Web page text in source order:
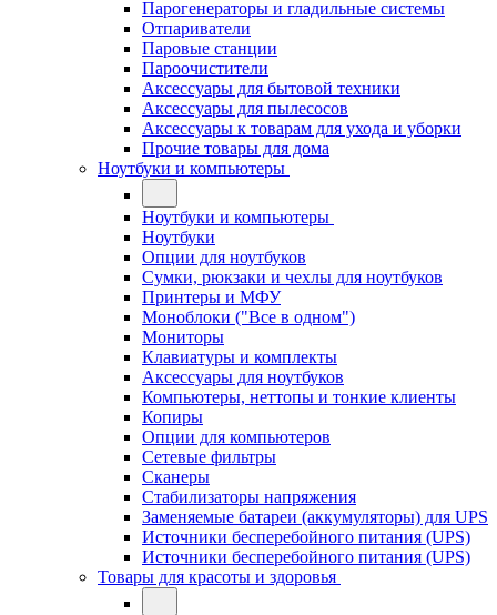
Парогенераторы и гладильные системы
Отпариватели
Паровые станции
Пароочистители
Аксессуары для бытовой техники
Аксессуары для пылесосов
Аксессуары к товарам для ухода и уборки
Прочие товары для дома
Ноутбуки и компьютеры
Ноутбуки и компьютеры
Ноутбуки
Опции для ноутбуков
Сумки, рюкзаки и чехлы для ноутбуков
Принтеры и МФУ
Моноблоки ("Все в одном")
Мониторы
Клавиатуры и комплекты
Аксессуары для ноутбуков
Компьютеры, неттопы и тонкие клиенты
Копиры
Опции для компьютеров
Сетевые фильтры
Сканеры
Стабилизаторы напряжения
Заменяемые батареи (аккумуляторы) для UPS
Источники бесперебойного питания (UPS)
Источники бесперебойного питания (UPS)
Товары для красоты и здоровья